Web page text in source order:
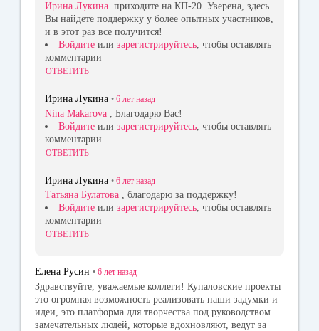
Ирина Лукина приходите на КП-20. Уверена, здесь
Вы найдете поддержку у более опытных участников,
и в этот раз все получится!
Войдите или зарегистрируйтесь, чтобы оставлять
комментарии
ОТВЕТИТЬ
Ирина Лукина • 6 лет назад
Nina Makarova
, Благодарю Вас!
Войдите или зарегистрируйтесь , чтобы оставлять
комментарии
ОТВЕТИТЬ
Ирина Лукина • 6 лет назад
Татьяна Булатова , благодарю за поддержку!
Войдите или зарегистрируйтесь, чтобы оставлять
комментарии
ОТВЕТИТЬ
Елена Русин • 6 лет назад
Здравствуйте, уважаемые коллеги! Купаловские проекты
это огромная возможность реализовать наши задумки и
идеи, это платформа для творчества под руководством
замечательных людей, которые вдохновляют, ведут за